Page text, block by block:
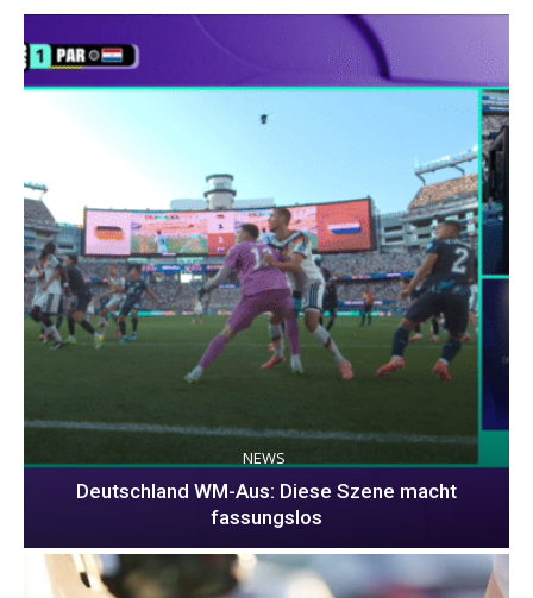
NEWS
Deutschland WM-Aus: Diese Szene macht
fassungslos